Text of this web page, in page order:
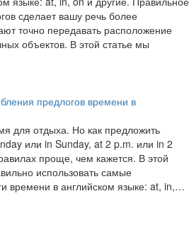
сделает вашу речь более
точно передавать расположение
объектов. В этой статье мы
предлогов времени в
для отдыха. Но как предложить
или in Sunday, at 2 p.m. или in 2
проще, чем кажется. В этой
использовать самые
времени в английском языке: at, in,…